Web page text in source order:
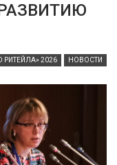
2026 НОВОСТИ